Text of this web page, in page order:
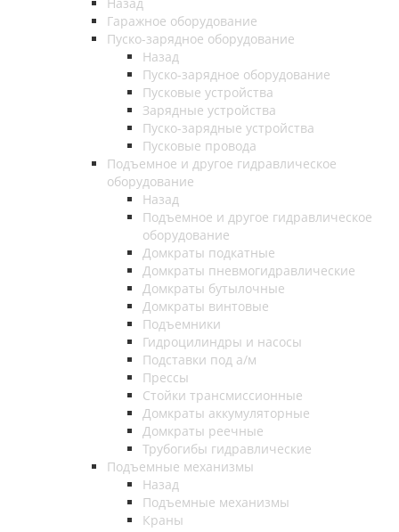
Гаражное оборудование
Пуско-зарядное оборудование
Назад
Пуско-зарядное оборудование
Пусковые устройства
Зарядные устройства
Пуско-зарядные устройства
Пусковые провода
Подъемное и другое гидравлическое
оборудование
Назад
Подъемное и другое гидравлическое
оборудование
Домкраты подкатные
Домкраты пневмогидравлические
Домкраты бутылочные
Домкраты винтовые
Подъемники
Гидроцилиндры и насосы
Подставки под а/м
Прессы
Стойки трансмиссионные
Домкраты аккумуляторные
Домкраты реечные
Трубогибы гидравлические
Подъемные механизмы
Назад
Подъемные механизмы
Краны